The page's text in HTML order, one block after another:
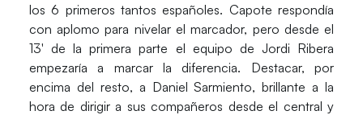
los 6 primeros tantos españoles. Capote respondía
con aplomo para nivelar el marcador, pero desde el
13′ de la primera parte el equipo de Jordi Ribera
empezaría a marcar la diferencia. Destacar, por
encima del resto, a Daniel Sarmiento, brillante a la
hora de dirigir a sus compañeros desde el central y